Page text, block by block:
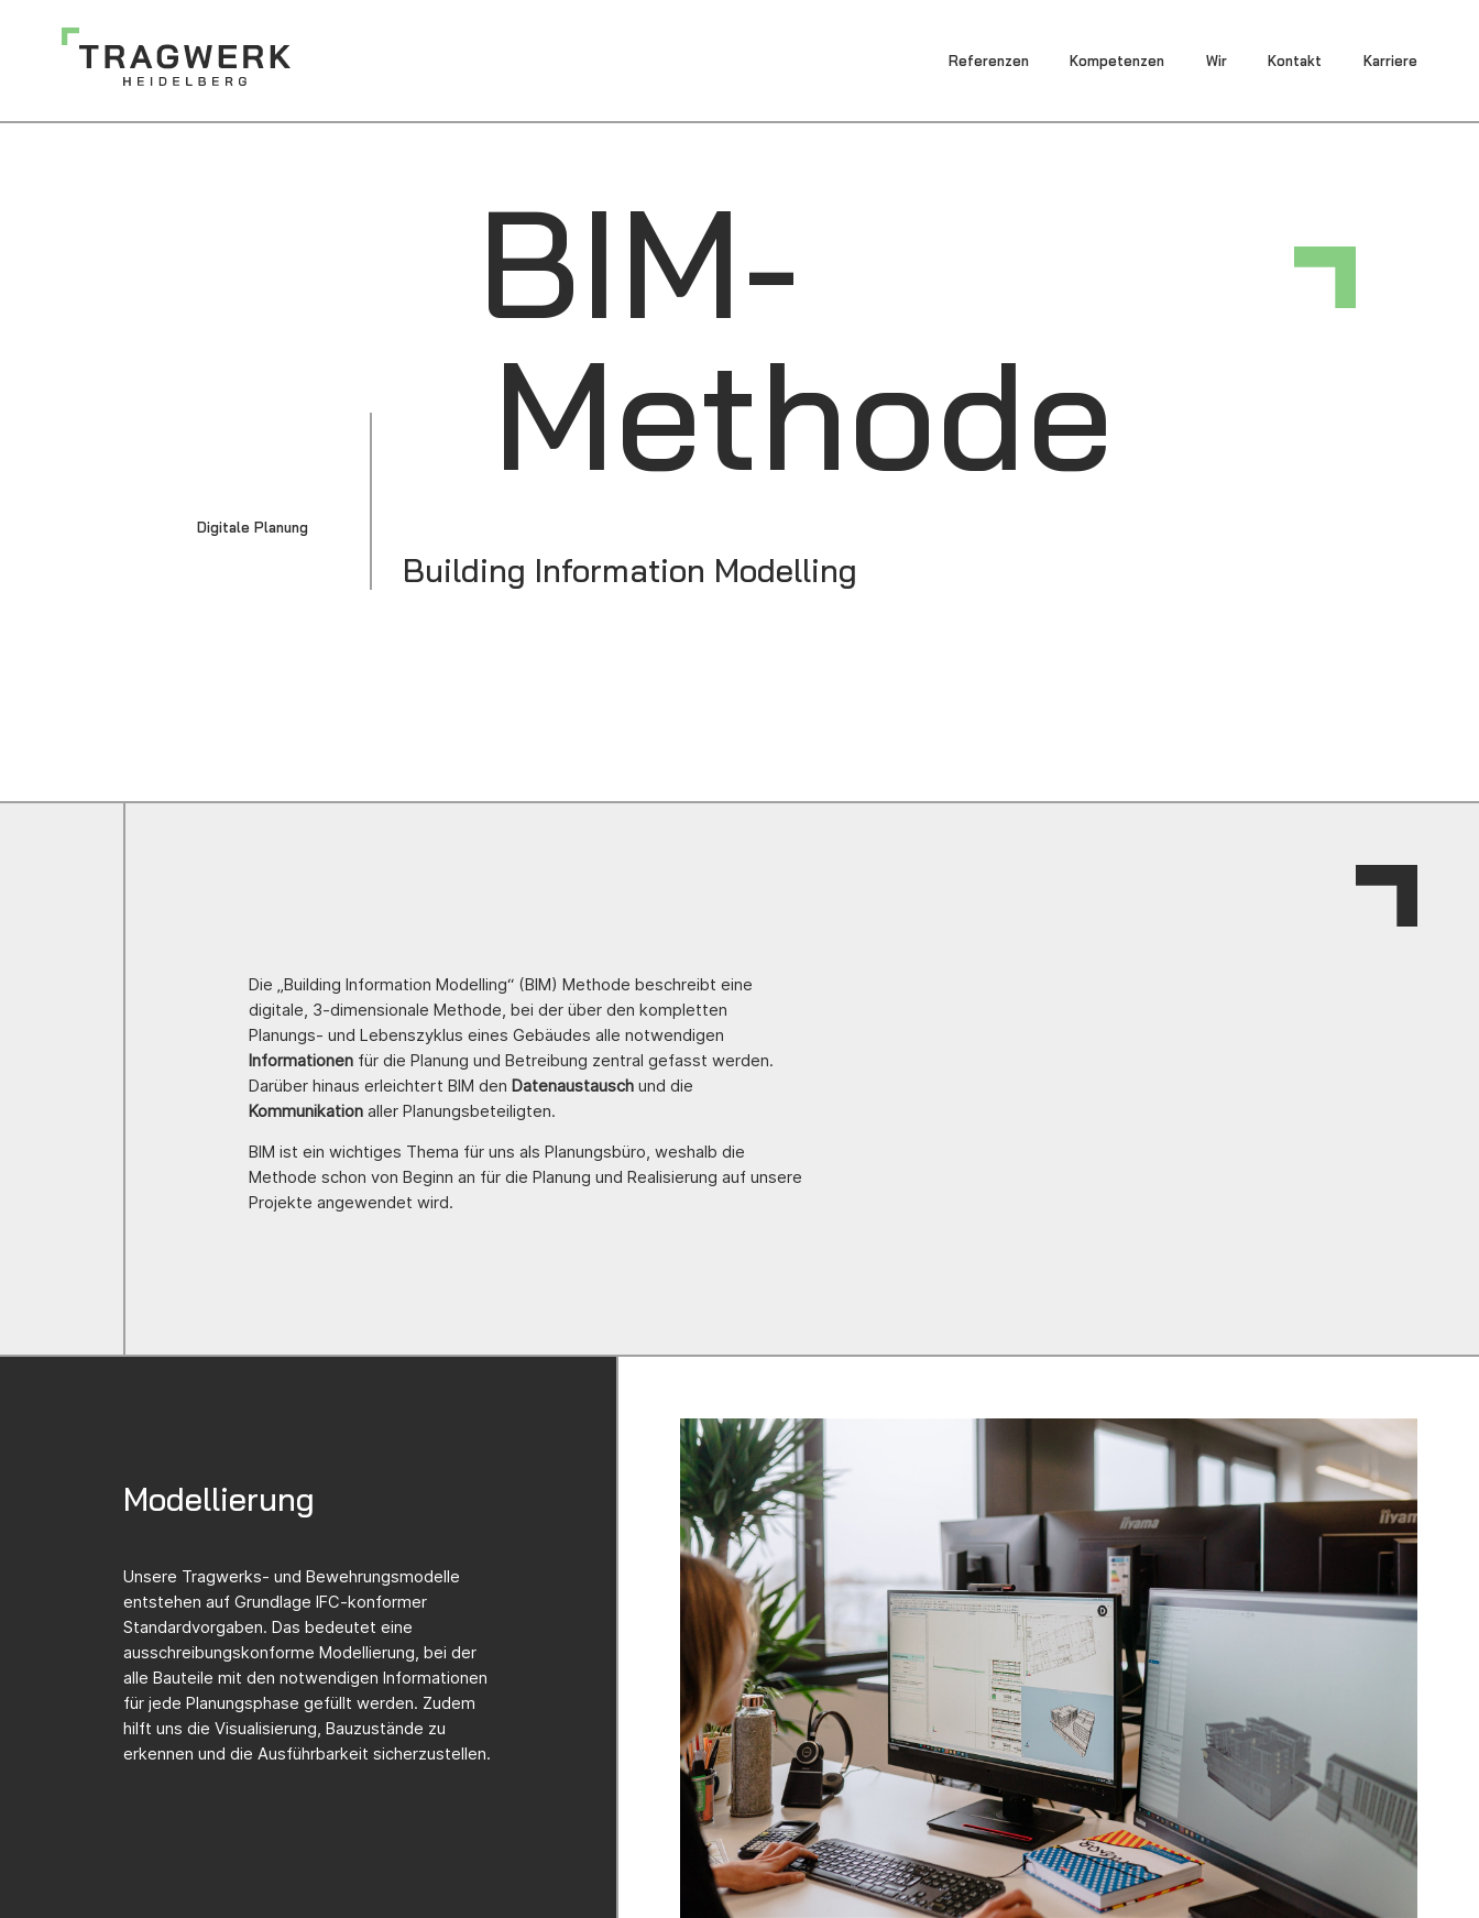
Referenzen Kompetenzen Wir Kontakt Karriere
BIM-
Methode
Digitale Planung
Building Information Modelling
Die „Building Information Modelling“ (BIM) Methode beschreibt eine
digitale, 3-dimensionale Methode, bei der über den kompletten
Planungs- und Lebenszyklus eines Gebäudes alle notwendigen
Informationen für die Planung und Betreibung zentral gefasst werden.
Darüber hinaus erleichtert BIM den Datenaustausch und die
Kommunikation aller Planungsbeteiligten.
BIM ist ein wichtiges Thema für uns als Planungsbüro, weshalb die
Methode schon von Beginn an für die Planung und Realisierung auf unsere
Projekte angewendet wird.
Modellierung
Unsere Tragwerks- und Bewehrungsmodelle
entstehen auf Grundlage IFC-konformer
Standardvorgaben. Das bedeutet eine
ausschreibungskonforme Modellierung, bei der
alle Bauteile mit den notwendigen Informationen
für jede Planungsphase gefüllt werden. Zudem
hilft uns die Visualisierung, Bauzustände zu
erkennen und die Ausführbarkeit sicherzustellen.